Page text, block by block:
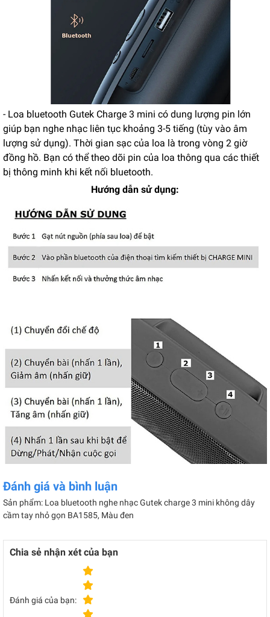
- Loa bluetooth Gutek Charge 3 mini có dung lượng pin lớn
giúp bạn nghe nhạc liên tục khoảng 3-5 tiếng (tùy vào âm
lượng sử dụng). Thời gian sạc của loa là trong vòng 2 giờ
đồng hồ. Bạn có thể theo dõi pin của loa thông qua các thiết
bị thông minh khi kết nối bluetooth.
Hướng dẫn sử dụng:
Đánh giá và bình luận
Sản phẩm: Loa bluetooth nghe nhạc Gutek charge 3 mini không dây
cầm tay nhỏ gọn BA1585, Màu đen
Chia sẻ nhận xét của bạn
Đánh giá của bạn: